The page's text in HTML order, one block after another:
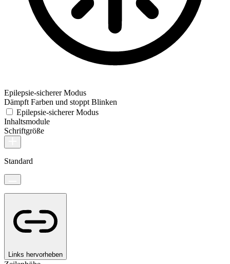
Epilepsie-sicherer Modus
Dämpft Farben und stoppt Blinken
Epilepsie-sicherer Modus
Inhaltsmodule
Schriftgröße
Standard
Links hervorheben